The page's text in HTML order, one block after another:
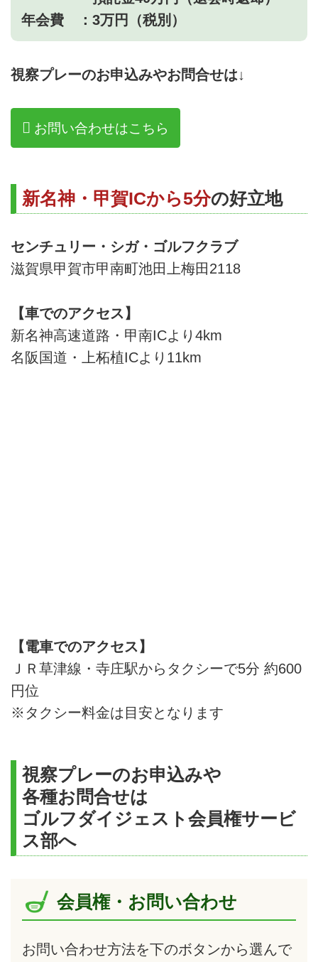
年会費 ：3万円（税別）
視察プレーのお申込みやお問合せは↓
お問い合わせはこちら
新名神・甲賀ICから5分の好立地
センチュリー・シガ・ゴルフクラブ
滋賀県甲賀市甲南町池田上梅田2118
【車でのアクセス】
新名神高速道路・甲南ICより4km
名阪国道・上柘植ICより11km
【電車でのアクセス】
ＪＲ草津線・寺庄駅からタクシーで5分 約600
円位
※タクシー料金は目安となります
視察プレーのお申込みや
各種お問合せは
ゴルフダイジェスト会員権サービ
ス部へ
会員権・お問い合わせ
お問い合わせ方法を下のボタンから選んで